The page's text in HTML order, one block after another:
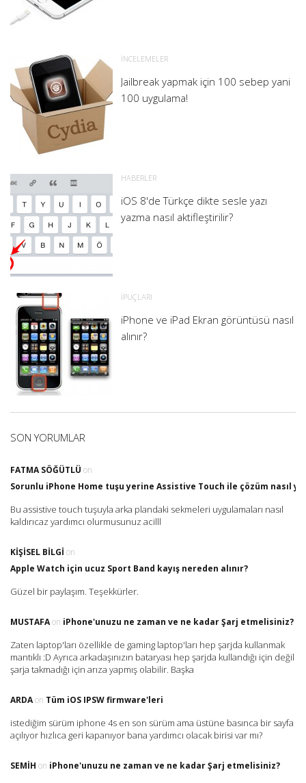
İNCELEMELER
Jailbreak yapmak için 100 sebep yani
100 uygulama!
HABERLER
iOS 8'de Türkçe dikte sesle yazı
yazma nasıl aktifleştirilir?
İPUÇLARI
iPhone ve iPad Ekran görüntüsü nasıl
alınır?
SON YORUMLAR
FATMA SÖĞÜTLÜ on
Sorunlu iPhone Home tuşu yerine Assistive Touch ile çözüm nasıl
Bu assistive touch tuşuyla arka plandaki sekmeleri uygulamaları nasıl
kaldırıcaz yardımcı olurmusunuz acilll
KIŞISEL BILGI on
Apple Watch için ucuz Sport Band kayış nereden alınır?
Güzel bir paylaşım. Teşekkürler.
MUSTAFAon iPhone'unuzu ne zaman ve ne kadar Şarj etmelisiniz?
Zaten laptop'ları özellikle de gaming laptop'ları hep şarjda kullanmak
mantıklı :D Ayrıca arkadaşınızın bataryası hep şarjda kullandığı için değil
şarja takmadığı için arıza yapmış olabilir. Başka
ARDAon Tüm iOS IPSW firmware'leri
istediğim sürüm iphone 4s en son sürüm ama üstüne basınca bir sayfa
açılıyor hızlıca geri kapanıyor bana yardımcı olacak birisi var mı?
SEMIH on iPhone'unuzu ne zaman ve ne kadar Şarj etmelisiniz?